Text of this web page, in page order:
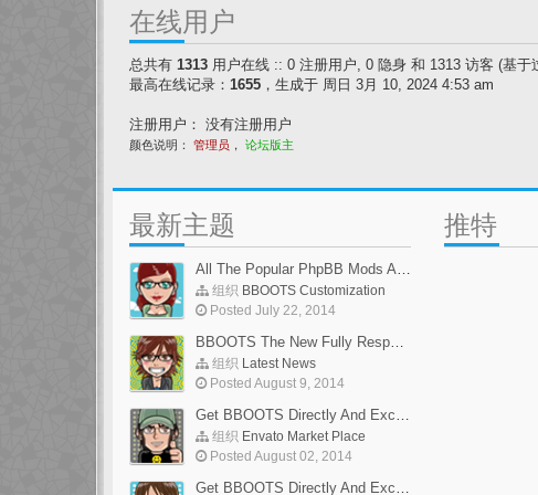
在线用户
总共有 1313 用户在线 :: 0 注册用户, 0 隐身 和 1313 访客 (基于
最高在线记录： 1655 ，生成于 周日 3月 10, 2024 4:53 am
注册用户： 没有注册用户
颜色说明： 管理员 ， 论坛版主
最新主题
All The Popular PhpBB Mods Are Coming Soon
组织 BBOOTS Customization
Posted July 22, 2014
BBOOTS The New Fully Responsive PhpBB Theme
组织 Latest News
Posted August 9, 2014
Get BBOOTS Directly And Exclusively On ThemeForest
组织 Envato Market Place
Posted August 02, 2014
Get BBOOTS Directly And Exclusively On ThemeForest
推特